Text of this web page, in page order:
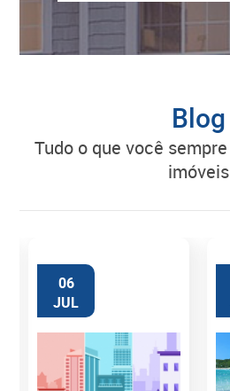
Blog
tudo o que você sempre quis saber sobre
imóveis
06
JUL